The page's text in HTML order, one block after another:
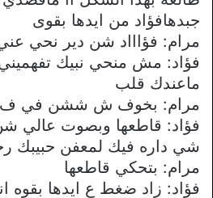
جبدهافؤاد من ايدها بقوى
مرام: فؤاااد شن دير نحي
فؤاد: مش منحي نبيك
ماعندك قلب
مرام: بخوف ش ششن في ف
فؤاد: قاطعها وبصوت عالي
شي داره فيك لمعفن حبيبك
مرام: بتحكي قاطعها
فؤاد: زاد ضغط ع ايدها بقوه